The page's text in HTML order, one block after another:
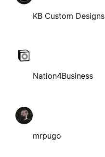
KB Custom Designs
Nation4Business
mrpugo